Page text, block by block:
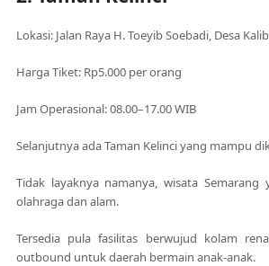
Lokasi: Jalan Raya H. Toeyib Soebadi, Desa
Harga Tiket: Rp5.000 per orang
Jam Operasional: 08.00–17.00 WIB
Selanjutnya ada Taman Kelinci yang mampu
Tidak layaknya namanya, wisata
olahraga dan alam.
Tersedia pula fasilitas berwujud kolam
outbound untuk daerah bermain anak-anak.